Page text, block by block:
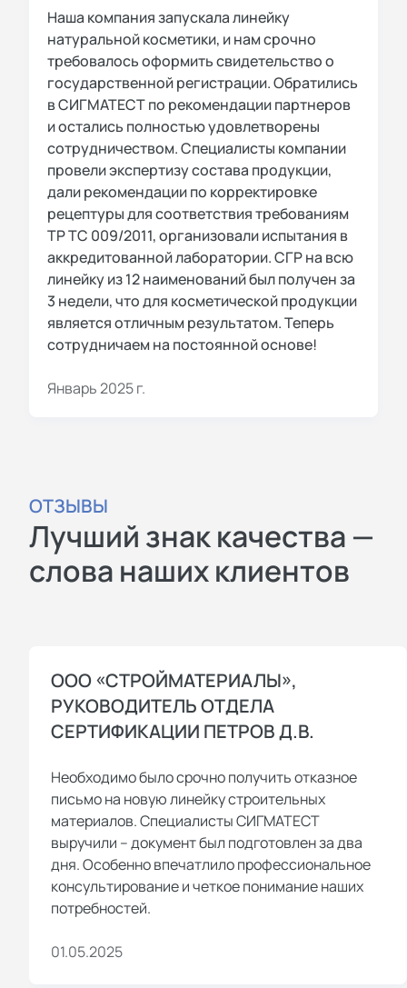
Наша компания запускала линейку
натуральной косметики, и нам срочно
требовалось оформить свидетельство о
государственной регистрации. Обратились
в СИГМАТЕСТ по рекомендации партнеров
и остались полностью удовлетворены
сотрудничеством. Специалисты компании
провели экспертизу состава продукции,
дали рекомендации по корректировке
рецептуры для соответствия требованиям
ТР ТС 009/2011, организовали испытания в
аккредитованной лаборатории. СГР на всю
линейку из 12 наименований был получен за
3 недели, что для косметической продукции
является отличным результатом. Теперь
сотрудничаем на постоянной основе!
Январь 2025 г.
ОТЗЫВЫ
Лучший знак качества —
слова наших клиентов
ООО «СТРОЙМАТЕРИАЛЫ»,
РУКОВОДИТЕЛЬ ОТДЕЛА
СЕРТИФИКАЦИИ ПЕТРОВ Д.В.
Необходимо было срочно получить отказное
письмо на новую линейку строительных
материалов. Специалисты СИГМАТЕСТ
выручили – документ был подготовлен за два
дня. Особенно впечатлило профессиональное
консультирование и четкое понимание наших
потребностей.
01.05.2025